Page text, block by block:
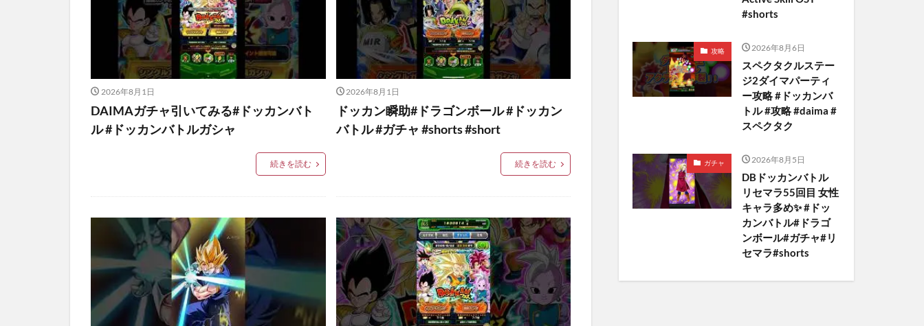
2026年8月1日
DAIMAガチャ引いてみる#ドッカンバト
ル #ドッカンバトルガシャ
続きを読む
2026年8月1日
ドッカン瞬助#ドラゴンボール #ドッカン
バトル #ガチャ #shorts #short
続きを読む
#shorts
攻略 2026年8月6日
スペクタクルステー
ジ2ダイマパーティ
ー攻略 #ドッカンバ
トル #攻略 #daima #
スペクタク
ガチャ 2026年8月5日
DBドッカンバトル
リセマラ55回目 女性
キャラ多め✨️ #ドッ
カンバトル#ドラゴ
ンボール#ガチャ#リ
セマラ#shorts